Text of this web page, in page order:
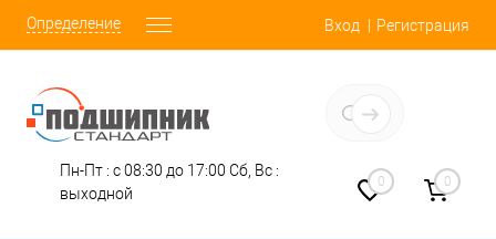
Определение Вход Регистрация
Пн-Пт : с 08:30 до 17:00 Сб, Вс :
выходной
0 0